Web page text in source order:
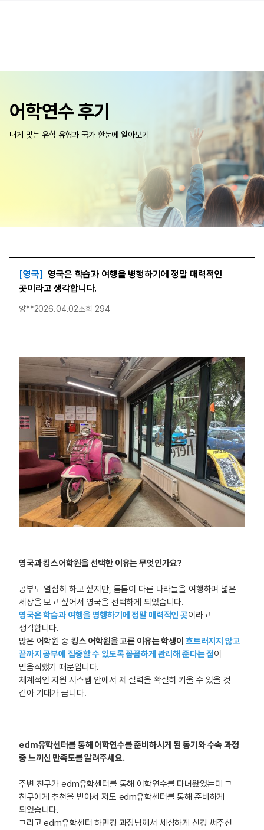
어학연수 후기
내게 맞는 유학 유형과 국가 한눈에 알아보기
[영국] 영국은 학습과 여행을 병행하기에 정말 매력적인
곳이라고 생각합니다.
양**2026.04.02조회 294
영국과 킹스어학원을 선택한 이유는 무엇인가요?
공부도 열심히 하고 싶지만, 틈틈이 다른 나라들을 여행하며 넓은
세상을 보고 싶어서 영국을 선택하게 되었습니다.
영국은 학습과 여행을 병행하기에 정말 매력적인 곳이라고
생각합니다.
많은 어학원 중 킹스 어학원을 고른 이유는 학생이 흐트러지지 않고
끝까지 공부에 집중할 수 있도록 꼼꼼하게 관리해 준다는 점이
믿음직했기 때문입니다.
체계적인 지원 시스템 안에서 제 실력을 확실히 키울 수 있을 것
같아 기대가 큽니다.
edm유학센터를 통해 어학연수를 준비하시게 된 동기와 수속 과정
중 느끼신 만족도를 알려주세요.
주변 친구가 edm유학센터를 통해 어학연수를 다녀왔었는데 그
친구에게 추천을 받아서 저도 edm유학센터를 통해 준비하게
되었습니다.
그리고 edm유학센터 하민경 과장님께서 세심하게 신경 써주신